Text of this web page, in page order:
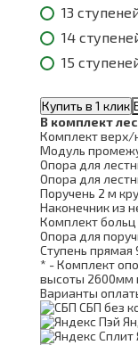
13
14
15
Купить в 1 клик
В комплект
Комплект верх/
Модуль
Опора для
Опора для
Поручень 2 м
Наконечник из
Комплект больц
Опора для
Ступень прямая
* - Комплект
высоты 2600мм
Варианты
СБП без